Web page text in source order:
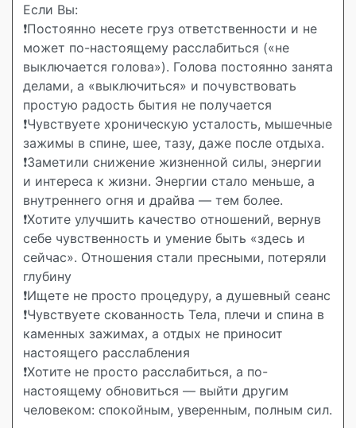
Если Вы:
❗️Постоянно несете груз ответственности и не
может по-настоящему расслабиться («не
выключается голова»). Голова постоянно занята
делами, а «выключиться» и почувствовать
простую радость бытия не получается
❗️Чувствуете хроническую усталость, мышечные
зажимы в спине, шее, тазу, даже после отдыха.
❗️Заметили снижение жизненной силы, энергии
и интереса к жизни. Энергии стало меньше, а
внутреннего огня и драйва — тем более.
❗️Хотите улучшить качество отношений, вернув
себе чувственность и умение быть «здесь и
сейчас». Отношения стали пресными, потеряли
глубину
❗️Ищете не просто процедуру, а душевный сеанс
❗️Чувствуете скованность Тела, плечи и спина в
каменных зажимах, а отдых не приносит
настоящего расслабления
❗️Хотите не просто расслабиться, а по-
настоящему обновиться — выйти другим
человеком: спокойным, уверенным, полным сил.